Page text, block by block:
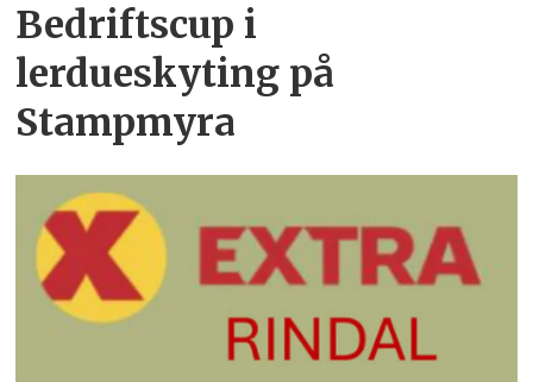
Bedriftscup i
lerdueskyting på
Stampmyra